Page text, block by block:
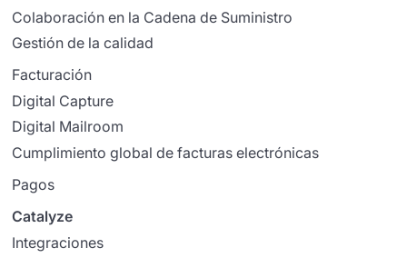
Colaboración en la Cadena de Suministro
Gestión de la calidad
Facturación
Digital Capture
Digital Mailroom
Cumplimiento global de facturas electrónicas
Pagos
Catalyze
Integraciones